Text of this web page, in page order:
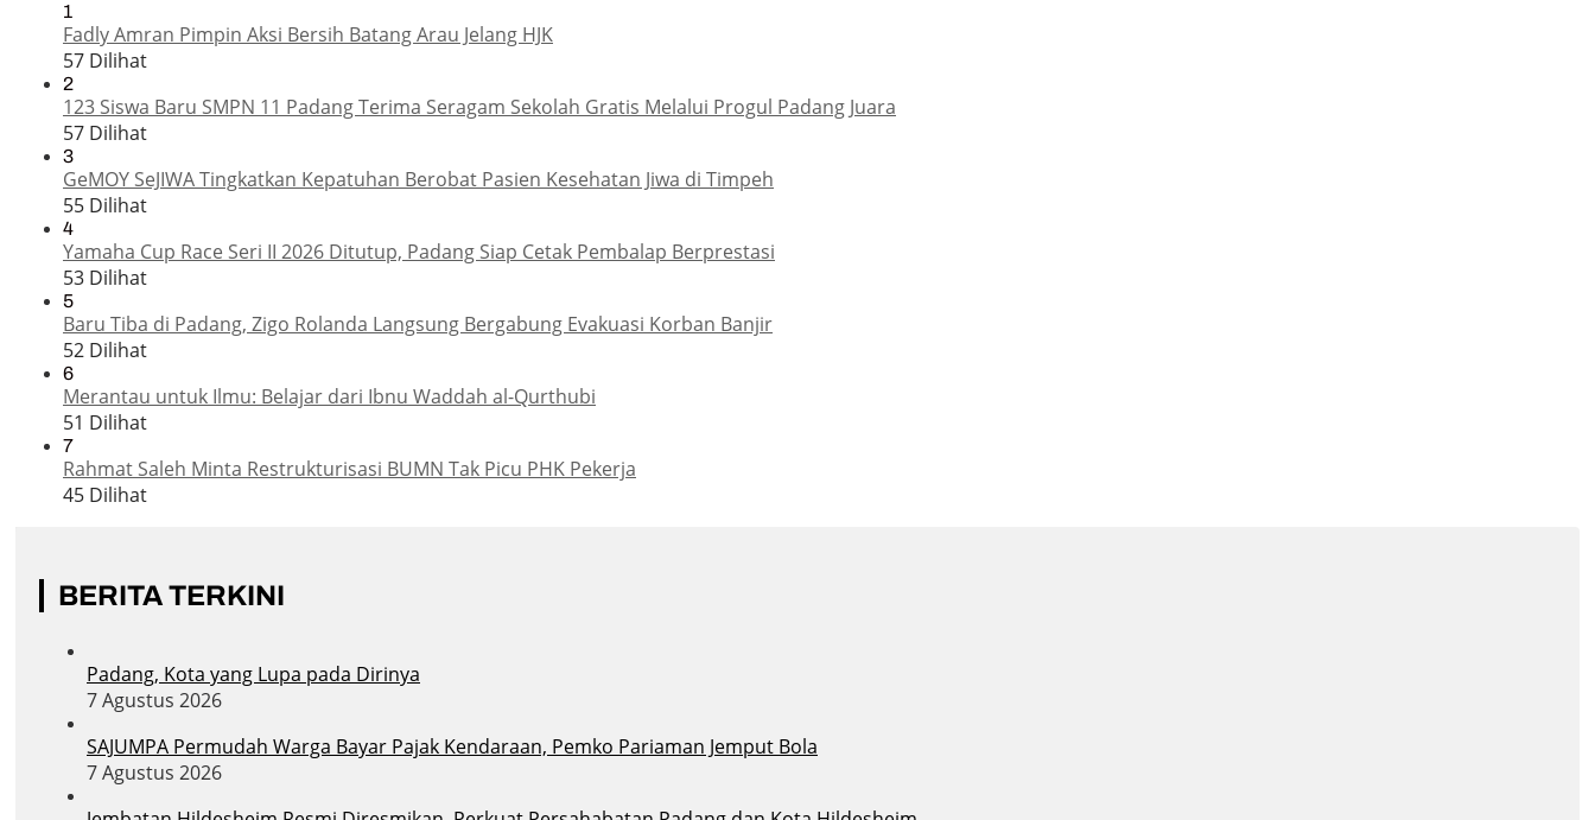
1
Fadly Amran Pimpin Aksi Bersih Batang Arau Jelang HJK
57 Dilihat
2
123 Siswa Baru SMPN 11 Padang Terima Seragam Sekolah Gratis Melalui Progul Padang Juara
57 Dilihat
3
GeMOY SeJIWA Tingkatkan Kepatuhan Berobat Pasien Kesehatan Jiwa di Timpeh
55 Dilihat
4
Yamaha Cup Race Seri II 2026 Ditutup, Padang Siap Cetak Pembalap Berprestasi
53 Dilihat
5
Baru Tiba di Padang, Zigo Rolanda Langsung Bergabung Evakuasi Korban Banjir
52 Dilihat
6
Merantau untuk Ilmu: Belajar dari Ibnu Waddah al-Qurthubi
51 Dilihat
7
Rahmat Saleh Minta Restrukturisasi BUMN Tak Picu PHK Pekerja
45 Dilihat
BERITA TERKINI
Padang, Kota yang Lupa pada Dirinya
7 Agustus 2026
SAJUMPA Permudah Warga Bayar Pajak Kendaraan, Pemko Pariaman Jemput Bola
7 Agustus 2026